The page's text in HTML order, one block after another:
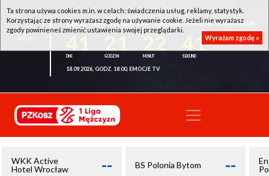
WKK ACTIVE HOTEL WROCŁAW - KSK QEMETICA NOTEĆ INOWROCŁAW
41
18.09.2026, GODZ. 18:00, EMOCJE TV
WKK Active
Hotel Wrocław
-- BS Polonia Bytom --
Ta strona używa cookies m.in. w celach: świadczenia usług, reklamy, statystyk.
Korzystając ze strony wyrażasz zgodę na używanie cookie. Jeżeli nie wyrażasz
zgody powinieneś zmienić ustawienia swojej przeglądarki.
Wyrażam zgodę »